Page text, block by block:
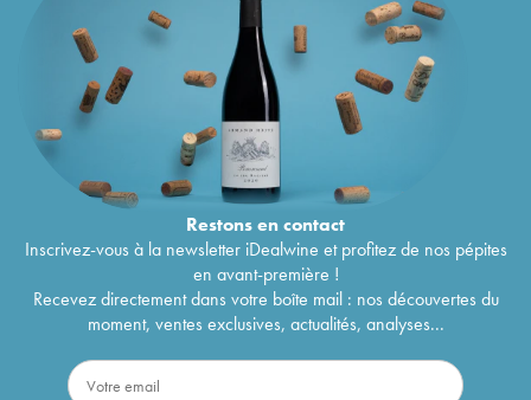
Restons encontact
Inscrivez-vous à la newsletter iDealwine et profitez de nos pépites
en avant-première !
Recevez directement dans votre boîte mail : nos découvertes du
moment, ventes exclusives, actualités, analyses...